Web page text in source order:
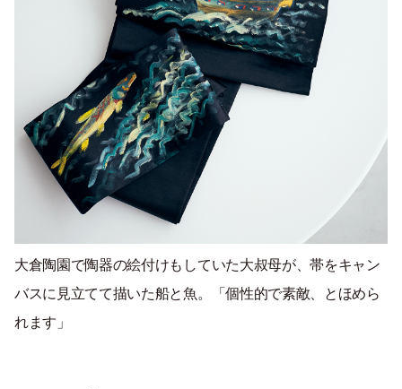
大倉陶園で陶器の絵付けもしていた大叔母が、帯をキャン
バスに見立てて描いた船と魚。「個性的で素敵、とほめら
れます」